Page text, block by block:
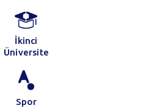
İkinci
Üniversite
Spor